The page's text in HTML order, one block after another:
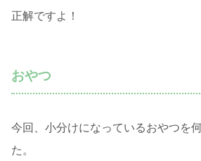
正解ですよ！
おやつ
今回、小分けになっているおやつを
た。